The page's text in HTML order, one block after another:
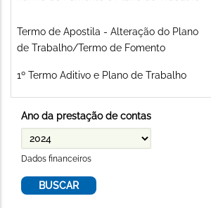
Termo de Apostila - Alteração do Plano
de Trabalho/Termo de Fomento
1º Termo Aditivo e Plano de Trabalho
Ano da prestação de contas
Dados financeiros